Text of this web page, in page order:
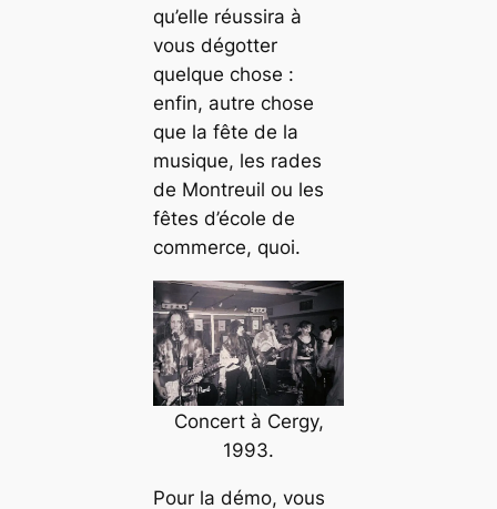
qu’elle réussira à
vous dégotter
quelque chose :
enfin, autre chose
que la fête de la
musique, les rades
de Montreuil ou les
fêtes d’école de
commerce, quoi.
Concert à Cergy,
1993.
Pour la démo, vous